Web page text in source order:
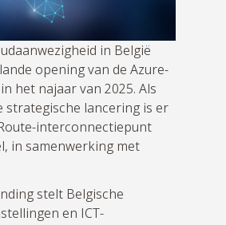
in België
opening van de Azure-
het najaar van 2025. Als
strategische lancering is er
interconnectiepunt
in samenwerking met
stelt Belgische
en ICT-